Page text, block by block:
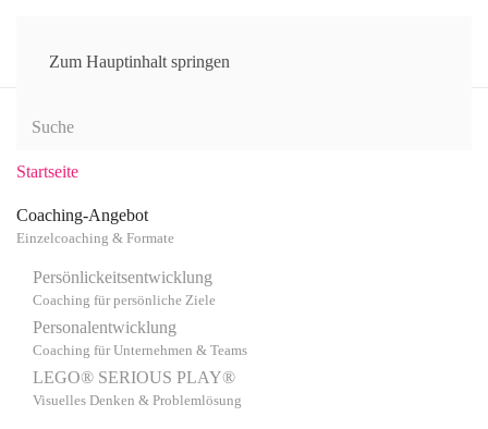
Zum Hauptinhalt springen
Startseite
Coaching-Angebot
Einzelcoaching & Formate
Persönlickeitsentwicklung
Coaching für persönliche Ziele
Personalentwicklung
Coaching für Unternehmen & Teams
LEGO® SERIOUS PLAY®
Visuelles Denken & Problemlösung